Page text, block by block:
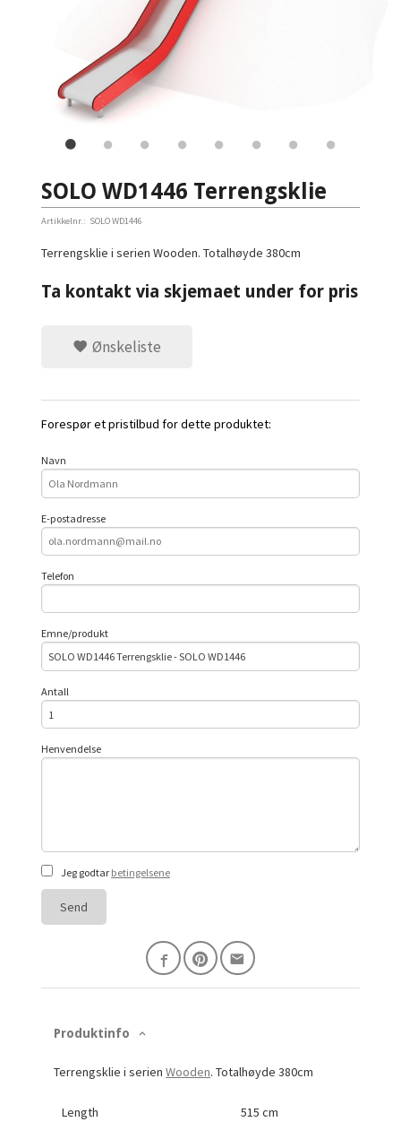
SOLO WD1446 Terrengsklie
Artikkelnr.: SOLO WD1446
Terrengsklie i serien Wooden. Totalhøyde 380cm
Ta kontakt via skjemaet under for pris
Ønskeliste
Forespør et pristilbud for dette produktet:
Navn
E-postadresse
Telefon
Emne/produkt
Antall
Henvendelse
Jeg godtar betingelsene
Send
Produktinfo
Terrengsklie i serienWooden. Totalhøyde 380cm
Length 515 cm